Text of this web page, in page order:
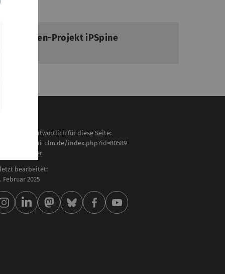
Projekt iPSpine
verantwortlich für diese Seite:
www.uni-ulm.de/index.php?id=80589
Ohmayer
bearbeitet:
Februar 2025